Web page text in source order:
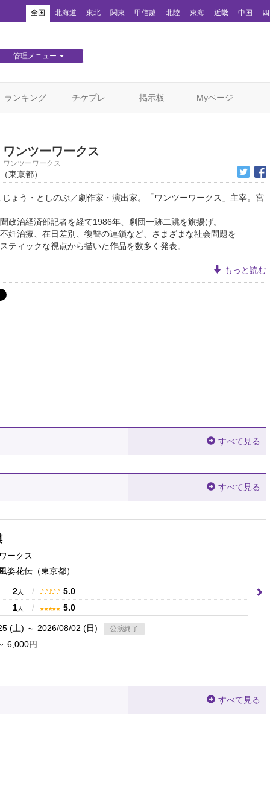
全国 北海道 東北 関東 甲信越 北陸 東海 近畿 中国
管理メニュー
ランキング チケプレ 掲示板 Myページ
ワンツーワークス
ワンツーワークス
（東京都）
ょう・としのぶ／劇作家・演出家。「ワンツーワークス」主宰。宮
政治経済部記者を経て1986年、劇団一跡二跳を旗揚げ。
妊治療、在日差別、復讐の連鎖など、さまざまな社会問題を
ティックな視点から描いた作品を数多く発表。
もっと読む
すべて見る
すべて見る
ークス
姿花伝 （東京都）
2人 / ♪ ♪ ♪ ♪ ♪
5.0
1人 / ★ ★ ★ ★ ★ 5.0
(土) ～ 2026/08/02 (日) 公演終了
6,000円
すべて見る